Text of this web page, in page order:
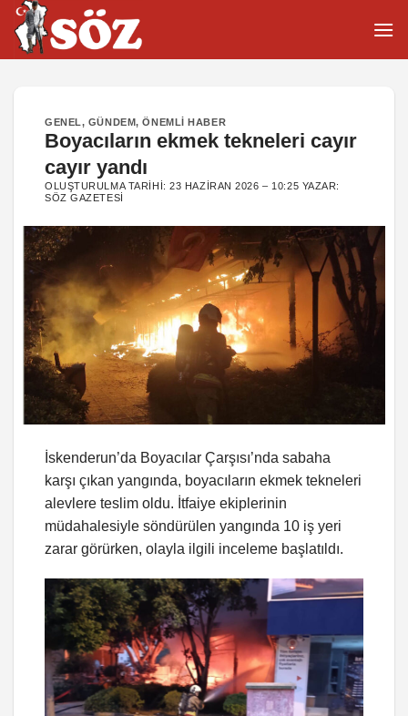
İçeriğe
atla
GENEL, GÜNDEM,ÖNEMLI HABER
Boyacıların ekmek tekneleri cayır
cayır yandı
OLUŞTURULMA TARIHI:23 HAZIRAN 2026 – 10:25 YAZAR:
SÖZ GAZETESI
İskenderun’da Boyacılar Çarşısı’nda sabaha
karşı çıkan yangında, boyacıların ekmek tekneleri
alevlere teslim oldu. İtfaiye ekiplerinin
müdahalesiyle söndürülen yangında 10 iş yeri
zarar görürken, olayla ilgili inceleme başlatıldı.